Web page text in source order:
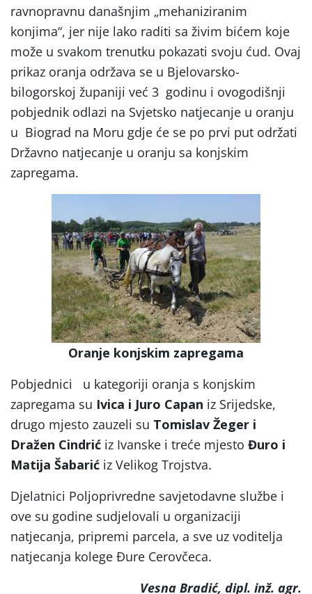
ravnopravnu današnjim „mehaniziranim
konjima“, jer nije lako raditi sa živim bićem koje
može u svakom trenutku pokazati svoju ćud. Ovaj
prikaz oranja održava se u Bjelovarsko-
bilogorskoj županiji već 3 godinu i ovogodišnji
pobjednik odlazi na Svjetsko natjecanje u oranju
u Biograd na Moru gdje će se po prvi put održati
Državno natjecanje u oranju sa konjskim
zapregama.
Oranje konjskim zapregama
Pobjednici u kategoriji oranja s konjskim
zapregama su Ivica i Juro Capan iz Srijedske,
drugo mjesto zauzeli su Tomislav Žeger i
Dražen Cindrić iz Ivanske i treće mjesto Đuro i
Matija Šabarić iz Velikog Trojstva.
Djelatnici Poljoprivredne savjetodavne službe i
ove su godine sudjelovali u organizaciji
natjecanja, pripremi parcela, a sve uz voditelja
natjecanja kolege Đure Cerovčeca.
Vesna Bradić, dipl. inž. agr.